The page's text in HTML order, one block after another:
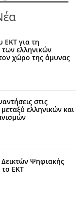
ΕΚΤ για τη
ελληνικών
χώρο της άμυνας
στις
ελληνικών και
Ψηφιακής
ΕΚΤ